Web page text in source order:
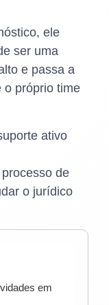
ele
ser uma
e passa a
o próprio time
ativo
de
o jurídico
em